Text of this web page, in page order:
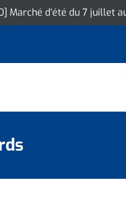
Marché d’été du 7 juillet